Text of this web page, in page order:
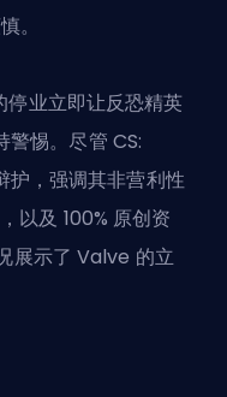
。
业立即让反恐精英
惕。尽管 CS:
护，强调其非营利性
以及 100% 原创资
展示了 Valve 的立